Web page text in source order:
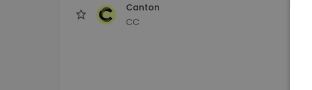
Canton
CC